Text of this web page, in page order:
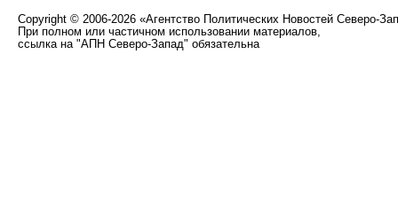
Copyright © 2006-2026 «Агентство Политических Новостей Северо-
При полном или частичном использовании материалов,
ссылка на "АПН Северо-Запад" обязательна